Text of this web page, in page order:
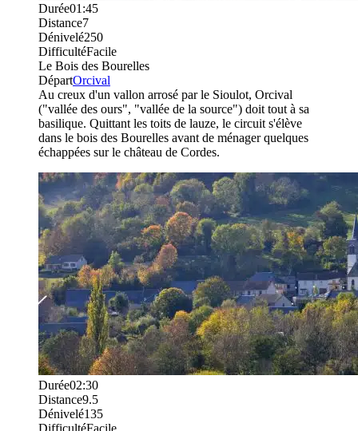
Durée01:45
Distance7
Dénivelé250
DifficultéFacile
Le Bois des Bourelles
DépartOrcival
Au creux d'un vallon arrosé par le Sioulot, Orcival
("vallée des ours", "vallée de la source") doit tout à sa
basilique. Quittant les toits de lauze, le circuit s'élève
dans le bois des Bourelles avant de ménager quelques
échappées sur le château de Cordes.
Durée02:30
Distance9.5
Dénivelé135
DifficultéFacile